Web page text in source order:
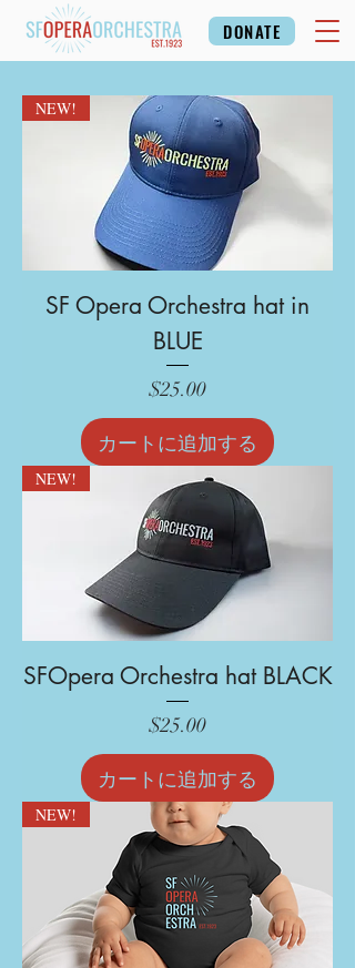
DONATE
NEW!
SF Opera Orchestra hat in
BLUE
価格
$25.00
カートに追加する
NEW!
SFOpera Orchestra hat BLACK
価格
$25.00
カートに追加する
NEW!